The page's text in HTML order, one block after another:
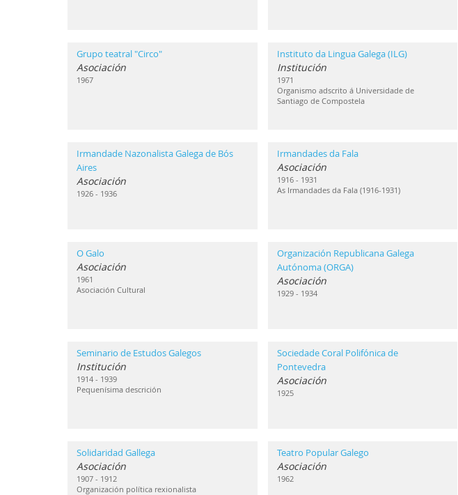
Grupo teatral "Circo"
Asociación
1967
Instituto da Lingua Galega (ILG)
Institución
1971
Organismo adscrito á Universidade de
Santiago de Compostela
Irmandade Nazonalista Galega de Bós
Aires
Asociación
1926 - 1936
Irmandades da Fala
Asociación
1916 - 1931
As Irmandades da Fala (1916-1931)
O Galo
Asociación
1961
Asociación Cultural
Organización Republicana Galega
Autónoma (ORGA)
Asociación
1929 - 1934
Seminario de Estudos Galegos
Institución
1914 - 1939
Pequenísima descrición
Sociedade Coral Polifónica de
Pontevedra
Asociación
1925
Solidaridad Gallega
Asociación
1907 - 1912
Organización política rexionalista
Teatro Popular Galego
Asociación
1962